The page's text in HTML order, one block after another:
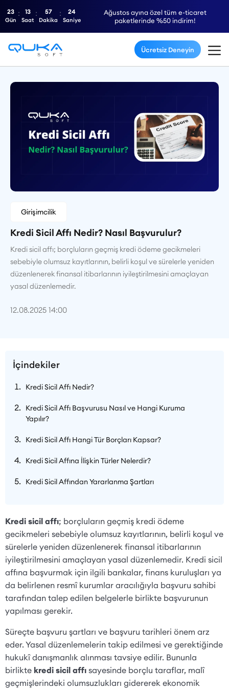
Ağustos ayına özel tüm e-ticaret
paketlerinde %50 indirim!
23
Gün
13
Saat
57
Dakika
23
Saniye
Ücretsiz Deneyin
Girişimcilik
Kredi Sicil Affı Nedir? Nasıl Başvurulur?
Kredi sicil affı; borçluların geçmiş kredi ödeme gecikmeleri
sebebiyle olumsuz kayıtlarının, belirli koşul ve sürelerle yeniden
düzenlenerek finansal itibarlarının iyileştirilmesini amaçlayan
yasal düzenlemedir.
12.08.2025 14:00
İçindekiler
Kredi Sicil Affı Nedir?
Kredi Sicil Affı Başvurusu Nasıl ve Hangi Kuruma
Yapılır?
Kredi Sicil Affı Hangi Tür Borçları Kapsar?
Kredi Sicil Affına İlişkin Türler Nelerdir?
Kredi Sicil Affından Yararlanma Şartları
Kredi sicil affı; borçluların geçmiş kredi ödeme
gecikmeleri sebebiyle olumsuz kayıtlarının, belirli koşul ve
sürelerle yeniden düzenlenerek finansal itibarlarının
iyileştirilmesini amaçlayan yasal düzenlemedir. Kredi sicil
affına başvurmak için ilgili bankalar, finans kuruluşları ya
da belirlenen resmî kurumlar aracılığıyla başvuru sahibi
tarafından talep edilen belgelerle birlikte başvurunun
yapılması gerekir.
Süreçte başvuru şartları ve başvuru tarihleri önem arz
eder. Yasal düzenlemelerin takip edilmesi ve gerektiğinde
hukukî danışmanlık alınması tavsiye edilir. Bununla
birlikte kredi sicil affı sayesinde borçlu taraflar, malî
geçmişlerindeki olumsuzlukları gidererek ekonomik